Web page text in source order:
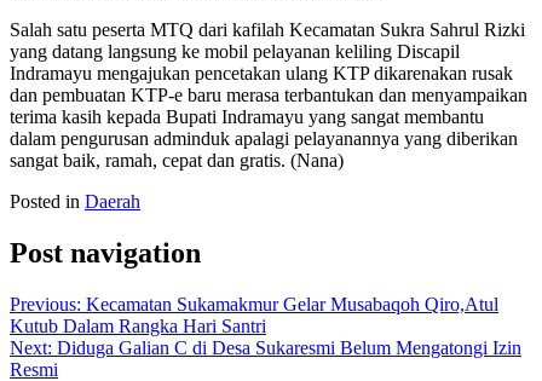
Salah satu peserta MTQ dari kafilah Kecamatan Sukra Sahrul Rizki
yang datang langsung ke mobil pelayanan keliling Discapil
Indramayu mengajukan pencetakan ulang KTP dikarenakan rusak
dan pembuatan KTP-e baru merasa terbantukan dan menyampaikan
terima kasih kepada Bupati Indramayu yang sangat membantu
dalam pengurusan adminduk apalagi pelayanannya yang diberikan
sangat baik, ramah, cepat dan gratis. (Nana)
Posted in Daerah
Post navigation
Previous: Kecamatan Sukamakmur Gelar Musabaqoh Qiro,Atul
Kutub Dalam Rangka Hari Santri
Next: Diduga Galian C di Desa Sukaresmi Belum Mengatongi Izin
Resmi